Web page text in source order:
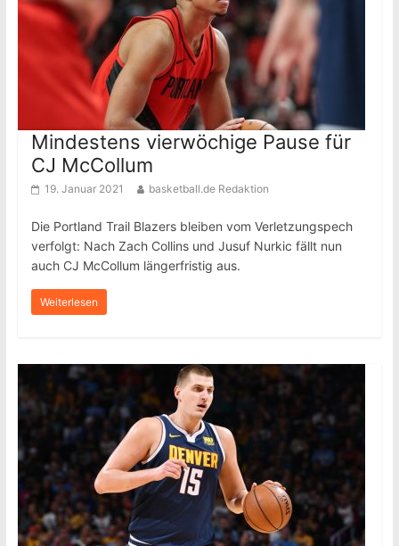
Mindestens vierwöchige Pause für
CJ McCollum
19. Januar 2021 basketball.de Redaktion
Die Portland Trail Blazers bleiben vom Verletzungspech
verfolgt: Nach Zach Collins und Jusuf Nurkic fällt nun
auch CJ McCollum längerfristig aus.
Weiterlesen